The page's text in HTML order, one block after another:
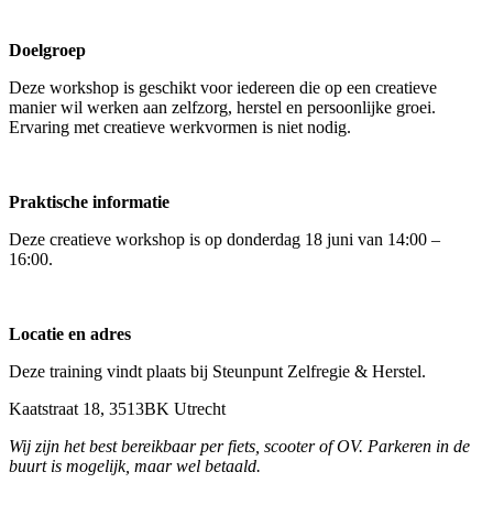
Doelgroep
Deze workshop is geschikt voor iedereen die op een creatieve
manier wil werken aan zelfzorg, herstel en persoonlijke groei.
Ervaring met creatieve werkvormen is niet nodig.
Praktische informatie
Deze creatieve workshop is op donderdag 18 juni van 14:00 –
16:00.
Locatie en adres
Deze training vindt plaats bij Steunpunt Zelfregie & Herstel.
Kaatstraat 18, 3513BK Utrecht
Wij zijn het best bereikbaar per fiets, scooter of OV. Parkeren in de
buurt is mogelijk, maar wel betaald.